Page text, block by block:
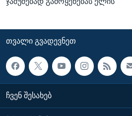
ᲗᲕᲐᲚᲘ ᲒᲕᲐᲓᲔᲕᲜᲔᲗ
ᲩᲕᲔᲜ ᲨᲔᲡᲐᲮᲔᲑ